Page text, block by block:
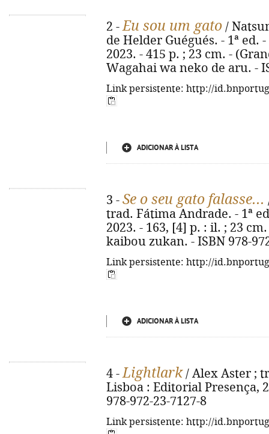
2 -Eu sou um gato /
de Helder Guégués. - 1ª ed.
2023. - 415 p. ; 23 cm. -
Wagahai wa neko de aru. -
Link persistente: http://
ADICIONAR À LISTA
3 - Se o seu gato falasse...
trad. Fátima Andrade. - 1ª
2023. - 163, [4] p. : il. ; 23
kaibou zukan. - ISBN 978-
Link persistente: http://
ADICIONAR À LISTA
4 -Lightlark/ Alex Aster ;
Lisboa : Editorial Presença,
978-972-23-7127-8
Link persistente: http://